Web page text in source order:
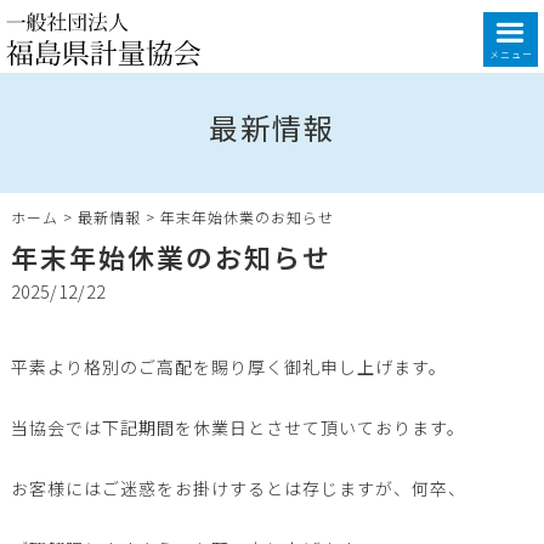
メニュー
最新情報
ホーム > 最新情報 > 年末年始休業のお知らせ
年末年始休業のお知らせ
2025/12/22
平素より格別のご高配を賜り厚く御礼申し上げます。
当協会では下記期間を休業日とさせて頂いております。
お客様にはご迷惑をお掛けするとは存じますが、何卒、